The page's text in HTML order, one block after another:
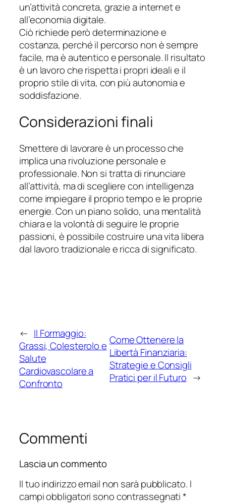
un’attività concreta, grazie a internet e
all’economia digitale.
Ciò richiede però determinazione e
costanza, perché il percorso non è sempre
facile, ma è autentico e personale. Il risultato
è un lavoro che rispetta i propri ideali e il
proprio stile di vita, con più autonomia e
soddisfazione.
Considerazioni finali
Smettere di lavorare è un processo che
implica una rivoluzione personale e
professionale. Non si tratta di rinunciare
all’attività, ma di scegliere con intelligenza
come impiegare il proprio tempo e le proprie
energie. Con un piano solido, una mentalità
chiara e la volontà di seguire le proprie
passioni, è possibile costruire una vita libera
dal lavoro tradizionale e ricca di significato.
← Il Formaggio:
Grassi, Colesterolo e
Salute
Cardiovascolare a
Confronto
Come Ottenere la
Libertà Finanziaria:
Strategie e Consigli
Pratici per il Futuro →
Commenti
Lascia un commento
Il tuo indirizzo email non sarà pubblicato. I
campi obbligatori sono contrassegnati*